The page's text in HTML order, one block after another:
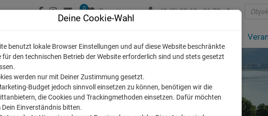
0 Favoriten +49 (0) 83 62 - 91 70 - 0
Deine Cookie-Wahl
benutzt lokale Browser Einstellungen und auf diese Website beschränkte
für den technischen Betrieb der Website erforderlich sind und stets gesetzt
werden nur mit Deiner Zustimmung gesetzt.
Budget jedoch sinnvoll einsetzen zu können, benötigen wir die
die Cookies und Trackingmethoden einsetzen. Dafür möchten
Dein Einverständnis bitten.